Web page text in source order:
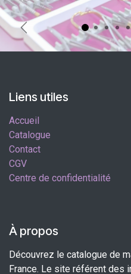
Précédent
Liens utiles
Accueil
Catalogue
Contact
CGV
Centre de confidentialité
À propos
Découvrez le catalogue de
France. Le site référent des